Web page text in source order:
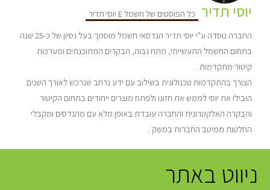
יוסי תדיר כל הפוסטים של חשמל E יוסי תדיר
החברה נוסדה ע”י יוסי תדיר הנדסאי חשמל מוסמך בעל נסיון של כ-25 שנה
בתחום החשמל התעשייתי, מתח גבוה, הבקרים המתוכנתים ומערכות
קיטור מתקדמות .
הצורך בהתקדמות טכנולוגית בשילוב עם ידע נרחב שנרכש לאורך השנים
הובילו את יוסי לממש את חזונו ולפתח מוצרים ייחודים בתחום הקיטור
והבקרה האלקטרונית והחברה עובדת באופן מלא עם מהנדסים ומקבלי
החלטות ממיטב החברות במשק .
ניווט באתר